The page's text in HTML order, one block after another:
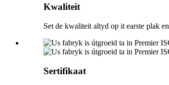
Kwaliteit
Set de kwaliteit altyd op it earste plak
Sertifikaat